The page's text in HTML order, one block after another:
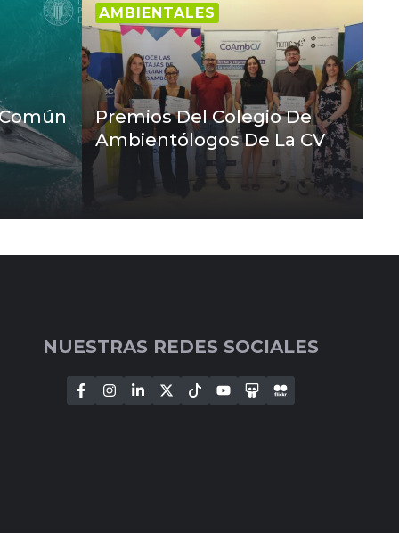
AMBIENTALES
Premios Del Colegio De
Ambientólogos De La CV
NUESTRAS REDES SOCIALES